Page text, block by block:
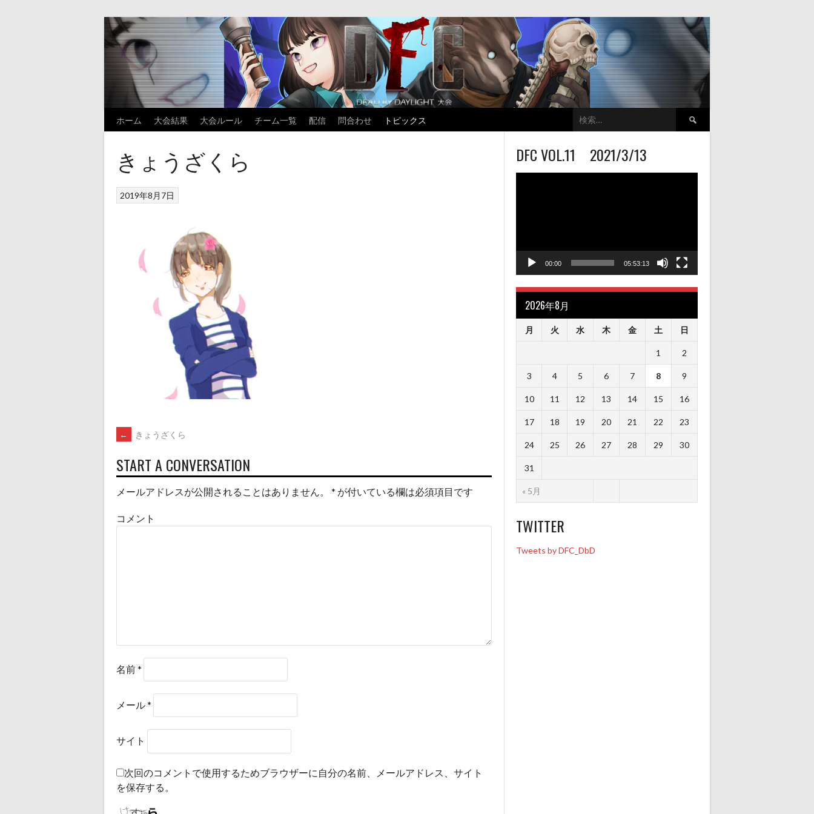
ホーム 大会結果 大会ルール チーム一覧 配信 問合わせ トピックス
索:
きょうざくら
2019年8月7日
POST
NAVIGATION
← きょうざくら
START A CONVERSATION
メールアドレスが公開されることはありません。 * が付いている欄は必須項目です
コメント
名前*
メール*
サイト
次回のコメントで使用するためブラウザーに自分の名前、メールアドレス、サイト
を保存する。
DFC VOL.11 2021/3/13
00:00 05:53:13
2026年8月
月 火 水 木 金 土 日
« 5月
1 2
3 4 5 6 7 8 9
10 11 12 13 14 15 16
17 18 19 20 21 22 23
24 25 26 27 28 29 30
31
TWITTER
Tweets by DFC_DbD